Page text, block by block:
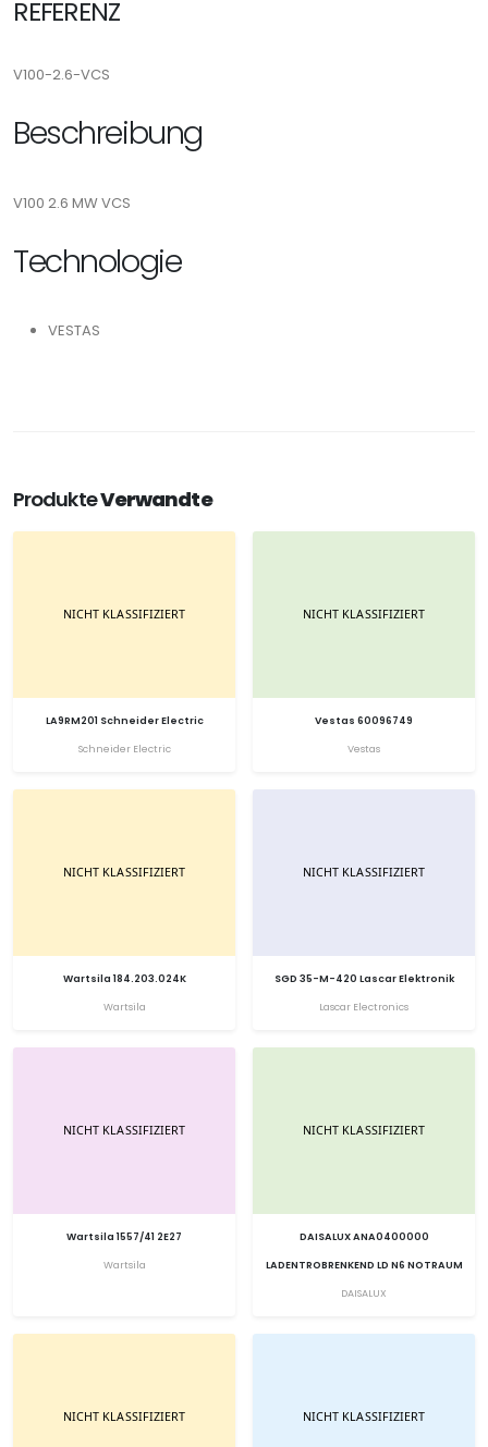
REFERENZ
V100-2.6-VCS
Beschreibung
V100 2.6 MW VCS
Technologie
VESTAS
ProdukteVerwandte
LA9RM201 Schneider Electric
Schneider Electric
Vestas 60096749
Vestas
Wartsila 184.203.024K
Wartsila
SGD 35-M-420 Lascar Elektronik
Lascar Electronics
Wartsila 1557/41 2E27
Wartsila
DAISALUX ANA0400000
LADENTROBRENKEND LD N6 NOTRAUM
DAISALUX